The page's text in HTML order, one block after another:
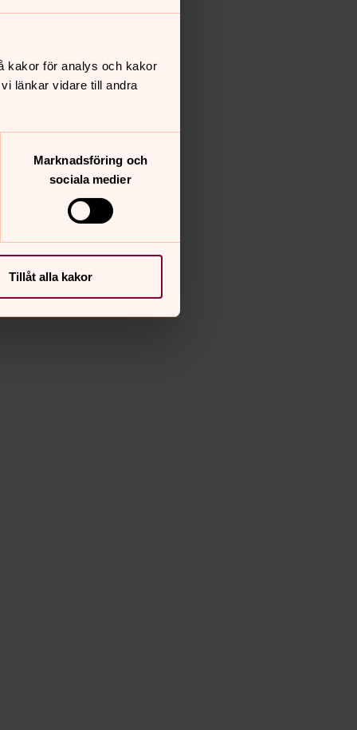
kakor för analys och kakor
länkar vidare till andra
Marknadsföring och
sociala medier
Tillåt alla kakor